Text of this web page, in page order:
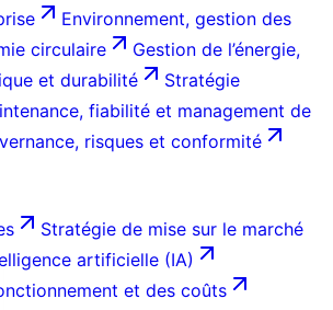
Environnement, gestion des
circulaire
Gestion de l’énergie,
et durabilité
Stratégie
fiabilité et management de
risques et conformité
Stratégie de mise sur le marché
artificielle (IA)
et des coûts